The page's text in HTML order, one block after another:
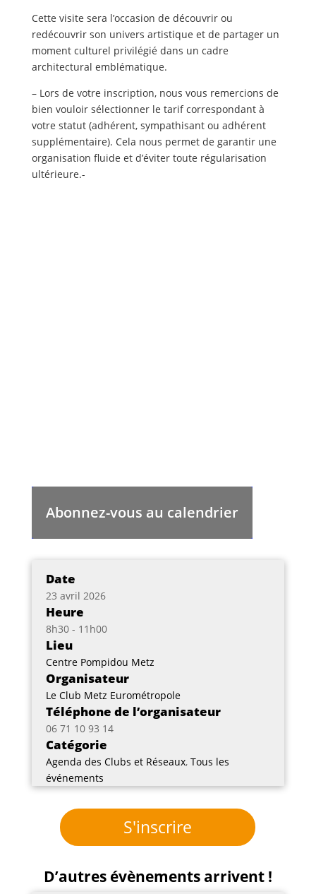
Cette visite sera l’occasion de découvrir ou
redécouvrir son univers artistique et de partager un
moment culturel privilégié dans un cadre
architectural emblématique.
– Lors de votre inscription, nous vous remercions de
bien vouloir sélectionner le tarif correspondant à
votre statut (adhérent, sympathisant ou adhérent
supplémentaire). Cela nous permet de garantir une
organisation fluide et d’éviter toute régularisation
ultérieure.-
Abonnez-vous au calendrier
Date
23 avril 2026
Heure
8h30 - 11h00
Lieu
Centre Pompidou Metz
Organisateur
Le Club Metz Eurométropole
Téléphone de l’organisateur
06 71 10 93 14
Catégorie
Agenda des Clubs et Réseaux, Tous les
événements
S'inscrire
D’autres évènements arrivent !